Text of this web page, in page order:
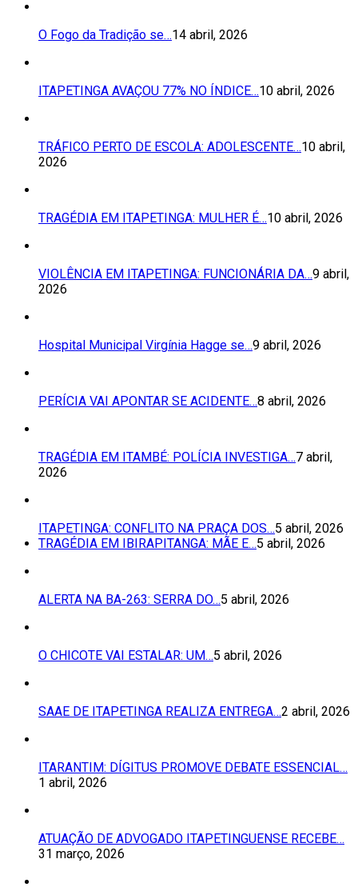
O Fogo da Tradição se…14 abril, 2026
ITAPETINGA AVAÇOU 77% NO ÍNDICE…10 abril, 2026
TRÁFICO PERTO DE ESCOLA: ADOLESCENTE…10 abril,
2026
TRAGÉDIA EM ITAPETINGA: MULHER É…10 abril, 2026
VIOLÊNCIA EM ITAPETINGA: FUNCIONÁRIA DA…9 abril,
2026
Hospital Municipal Virgínia Hagge se…9 abril, 2026
PERÍCIA VAI APONTAR SE ACIDENTE…8 abril, 2026
TRAGÉDIA EM ITAMBÉ: POLÍCIA INVESTIGA…7 abril,
2026
ITAPETINGA: CONFLITO NA PRAÇA DOS…5 abril, 2026
TRAGÉDIA EM IBIRAPITANGA: MÃE E…5 abril, 2026
ALERTA NA BA-263: SERRA DO…5 abril, 2026
O CHICOTE VAI ESTALAR: UM…5 abril, 2026
SAAE DE ITAPETINGA REALIZA ENTREGA…2 abril, 2026
ITARANTIM: DÍGITUS PROMOVE DEBATE ESSENCIAL…
1 abril, 2026
ATUAÇÃO DE ADVOGADO ITAPETINGUENSE RECEBE…
31 março, 2026